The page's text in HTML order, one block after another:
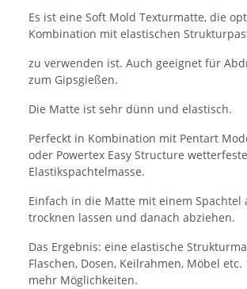
Es ist eine Soft Mold Texturmatte, die
Kombination mit elastischen
zu verwenden ist. Auch geeignet für
zum Gipsgießen.
Die Matte ist sehr dünn und elastisch.
Perfeckt in Kombination mit Pentart
oder Powertex Easy Structure wetterfeste
Elastikspachtelmasse.
Einfach in die Matte mit einem Spachtel
trocknen lassen und danach abziehen.
Das Ergebnis: eine elastische
Flaschen, Dosen, Keilrahmen, Möbel etc.
mehr Möglichkeiten.